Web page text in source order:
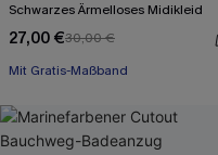
Schwarzes Ärmelloses Midikleid
27,00 €30,00 €
Mit Gratis-Maßband
High waist